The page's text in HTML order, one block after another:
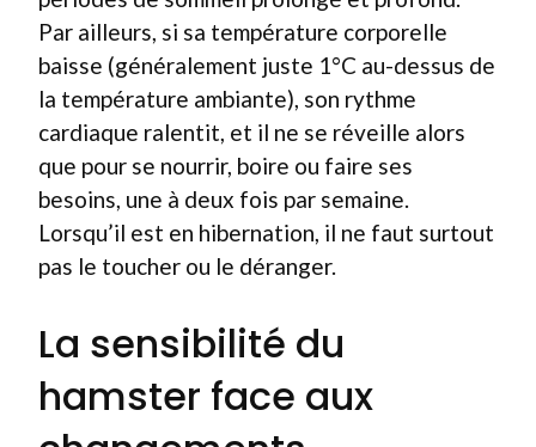
Par ailleurs, si sa température corporelle
baisse (généralement juste 1°C au-dessus de
la température ambiante), son rythme
cardiaque ralentit, et il ne se réveille alors
que pour se nourrir, boire ou faire ses
besoins, une à deux fois par semaine.
Lorsqu’il est en hibernation, il ne faut surtout
pas le toucher ou le déranger.
La sensibilité du
hamster face aux